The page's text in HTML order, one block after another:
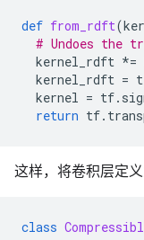
def from_rdft(
# Undoes the
kernel_rdft *=
kernel_rdft =
kernel = tf.
return tf.
这样，将卷积层定义
class